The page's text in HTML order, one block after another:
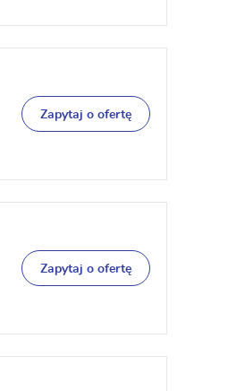
Zapytaj o ofertę
Zapytaj o ofertę